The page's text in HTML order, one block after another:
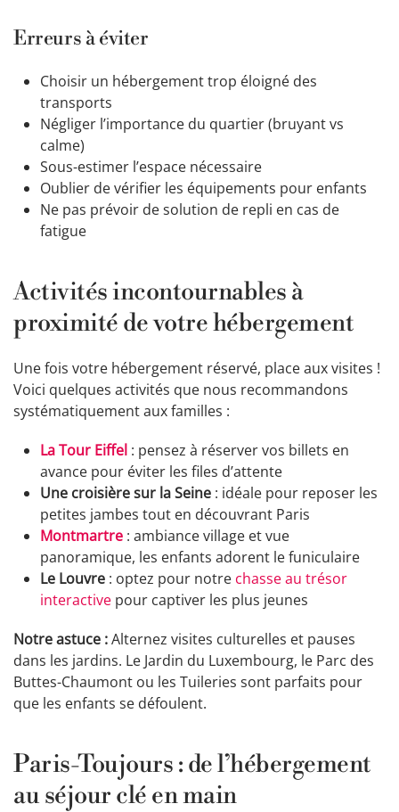
Erreurs à éviter
Choisir un hébergement trop éloigné des
transports
Négliger l’importance du quartier (bruyant vs
calme)
Sous-estimer l’espace nécessaire
Oublier de vérifier les équipements pour enfants
Ne pas prévoir de solution de repli en cas de
fatigue
Activités incontournables à
proximité de votre hébergement
Une fois votre hébergement réservé, place aux visites !
Voici quelques activités que nous recommandons
systématiquement aux familles :
La Tour Eiffel : pensez à réserver vos billets en
avance pour éviter les files d’attente
Une croisière sur la Seine : idéale pour reposer les
petites jambes tout en découvrant Paris
Montmartre : ambiance village et vue
panoramique, les enfants adorent le funiculaire
Le Louvre : optez pour notre chasse au trésor
interactive pour captiver les plus jeunes
Notre astuce :Alternez visites culturelles et pauses
dans les jardins. Le Jardin du Luxembourg, le Parc des
Buttes-Chaumont ou les Tuileries sont parfaits pour
que les enfants se défoulent.
Paris-Toujours : de l’hébergement
au séjour clé en main